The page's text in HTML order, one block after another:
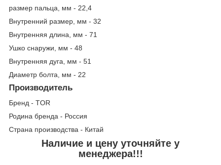
размер пальца, мм - 22,4
Внутренний размер, мм - 32
Внутренняя длина, мм - 71
Ушко снаружи, мм - 48
Внутренняя дуга, мм - 51
Диаметр болта, мм - 22
Производитель
Бренд - TOR
Родина бренда - Россия
Страна производства - Китай
Наличие и цену уточняйте у
менеджера!!!